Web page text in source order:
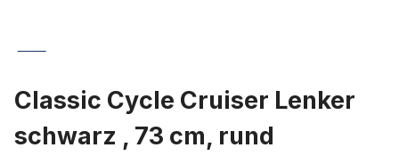
Classic Cycle Cruiser Lenker
schwarz , 73 cm, rund